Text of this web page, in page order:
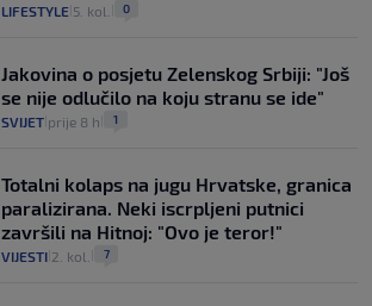
LIFESTYLE 5. kol. 0
Jakovina o posjetu Zelenskog Srbiji: "Još
se nije odlučilo na koju stranu se ide"
SVIJET prije 8 h 1
Totalni kolaps na jugu Hrvatske, granica
paralizirana. Neki iscrpljeni putnici
završili na Hitnoj: "Ovo je teror!"
VIJESTI 2. kol. 7